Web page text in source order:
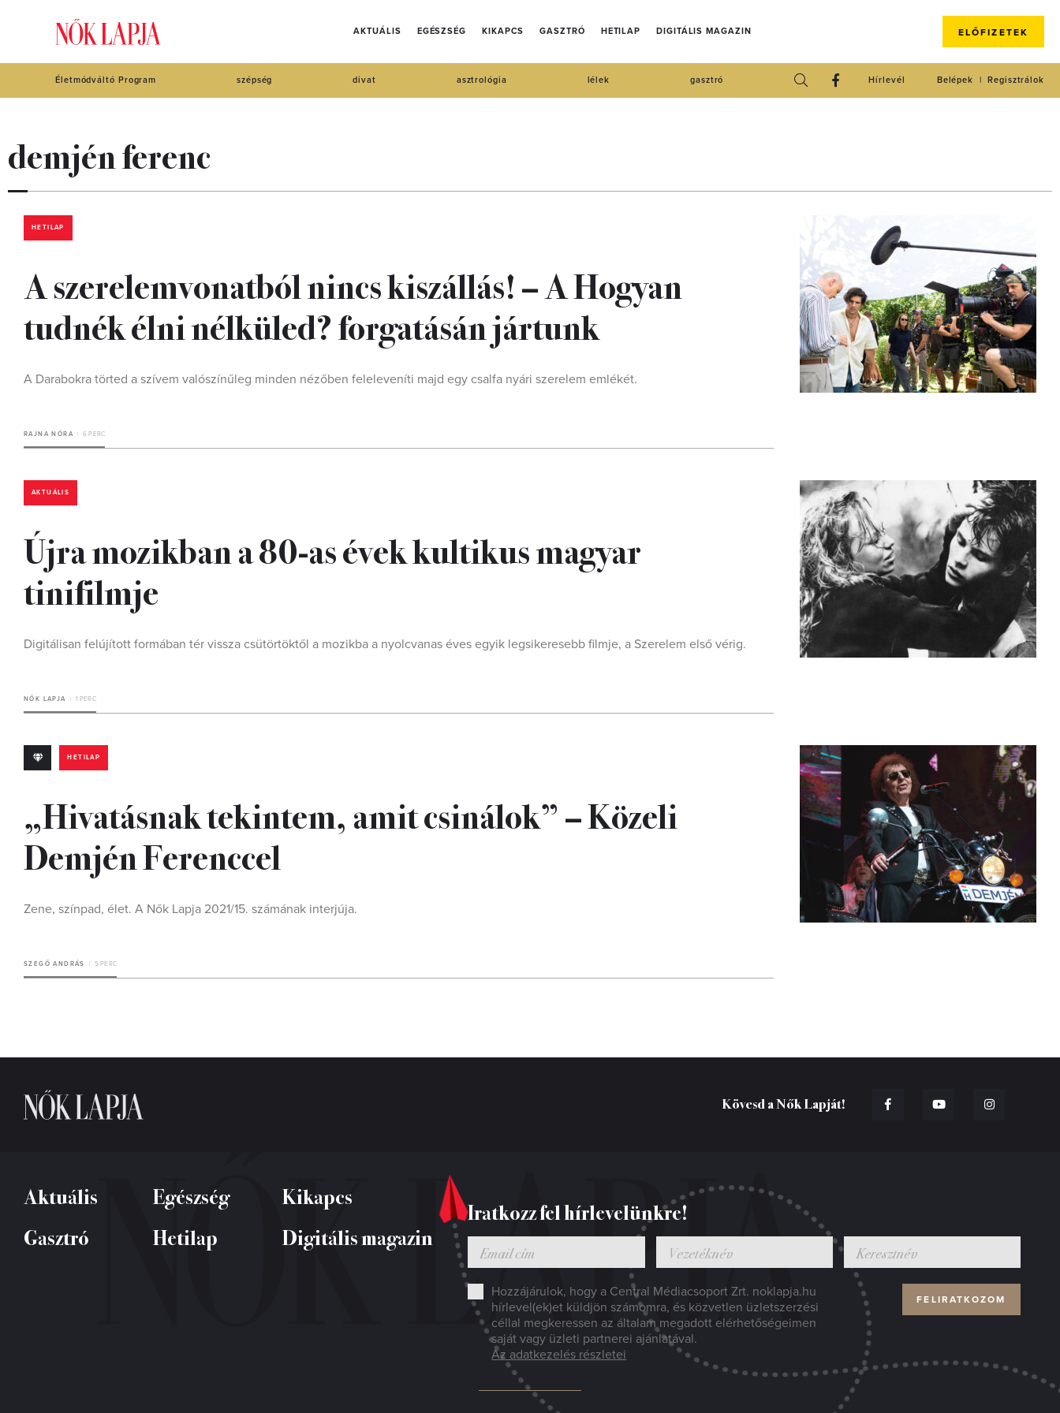
AKTUÁLIS EGÉSZSÉG KIKAPCS GASZTRÓ HETILAP DIGITÁLIS MAGAZIN ELŐFIZETEK
Életmódváltó Program szépség divat asztrológia lélek gasztró Regisztrálok
Belépek
Hírlevél
demjén ferenc
HETILAP
A szerelemvonatból nincs kiszállás! – A Hogyan
tudnék élni nélküled? forgatásán jártunk
A Darabokra törted a szívem valószínűleg minden nézőben feleleveníti majd egy csalfa nyári szerelem emlékét.
RAJNA NÓRA 6 PERC
AKTUÁLIS
Újra mozikban a 80-as évek kultikus magyar
tinifilmje
Digitálisan felújított formában tér vissza csütörtöktől a mozikba a nyolcvanas éves egyik legsikeresebb filmje, a Szerelem első vérig.
NŐK LAPJA 1 PERC
HETILAP
„Hivatásnak tekintem, amit csinálok” – Közeli
Demjén Ferenccel
Zene, színpad, élet. A Nők Lapja 2021/15. számának interjúja.
SZEGŐ ANDRÁS 5 PERC
Kövesd a Nők Lapját!
Aktuális Egészség
Kikapcs
Gasztró
Hetilap Digitális magazin
Iratkozz fel hírlevelünkre!
Hozzájárulok, hogy a Central Médiacsoport Zrt. noklapja.hu
hírlevel(ek)et küldjön számomra, és közvetlen üzletszerzési
céllal megkeressen az általam megadott elérhetőségeimen
saját vagy üzleti partnerei ajánlatával.
Az adatkezelés részletei